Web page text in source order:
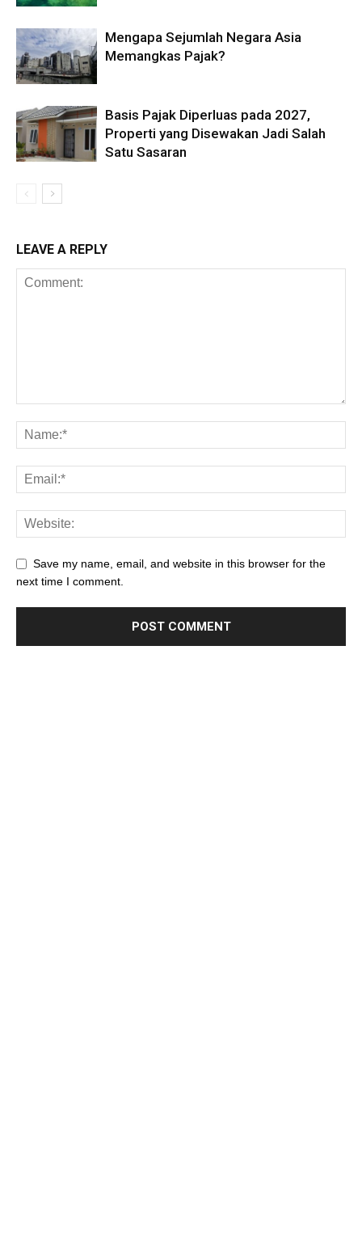
Mengapa Sejumlah Negara Asia
Memangkas Pajak?
Basis Pajak Diperluas pada 2027,
Properti yang Disewakan Jadi Salah
Satu Sasaran
LEAVE A REPLY
Save my name, email, and website in this browser for the
next time I comment.